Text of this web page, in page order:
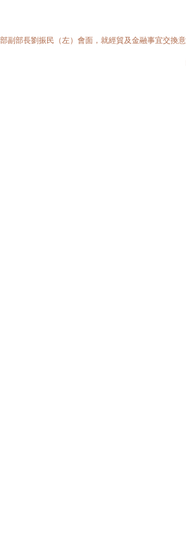
部長劉振民（左）會面，就經貿及金融事宜交換意